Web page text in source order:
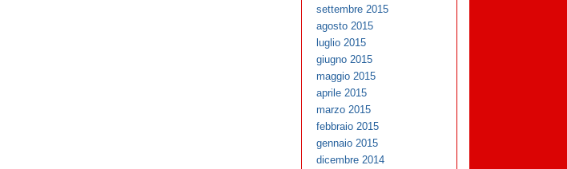
settembre 2015
agosto 2015
luglio 2015
giugno 2015
maggio 2015
aprile 2015
marzo 2015
febbraio 2015
gennaio 2015
dicembre 2014